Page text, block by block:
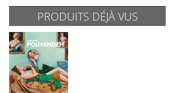
PRODUITS DÉJÀ VUS